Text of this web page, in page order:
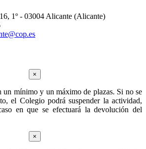
1º - 03004 Alicante (Alicante)
×
un mínimo y un máximo de plazas. Si no se
el Colegio podrá suspender la actividad,
en que se efectuará la devolución del
×